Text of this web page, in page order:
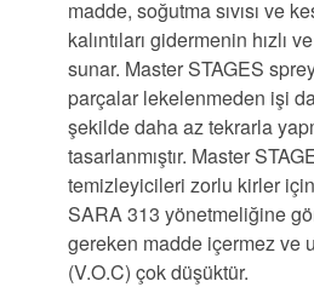
madde, soğutma sıvısı ve
kalıntıları gidermenin hızlı
sunar. Master STAGES
parçalar lekelenmeden işi
şekilde daha az tekrarla
tasarlanmıştır. Master
temizleyicileri zorlu kirler için
SARA 313 yönetmeliğine
gereken madde içermez ve
(V.O.C) çok düşüktür.